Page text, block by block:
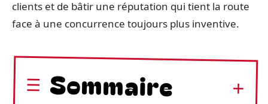
clients et de bâtir une réputation qui tient la route
face à une concurrence toujours plus inventive.
Sommaire